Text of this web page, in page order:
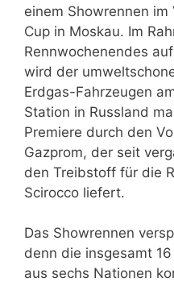
einem Showrennen
Cup in Moskau. Im
Rennwochenendes
wird der
Erdgas-Fahrzeugen
Station in Russland
Premiere durch den
Gazprom, der seit
den Treibstoff für die
Scirocco liefert.
Das Showrennen
denn die insgesamt
aus sechs Nationen